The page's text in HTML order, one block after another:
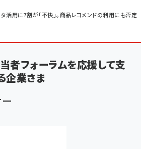
活用に7割が「不快」。商品レコメンドの利用にも否定
者フォーラムを応援して支
企業さま